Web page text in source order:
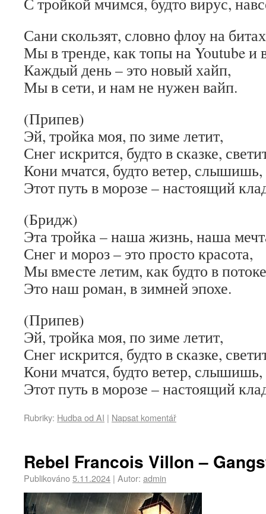
Сани скользят, словно флоу на
Мы в тренде, как топы на Youtube и
Каждый день – это новый хайп,
Мы в сети, и нам не нужен вайп.
(Припев)
Эй, тройка моя, по зиме летит,
Снег искрится, будто в сказке,
Кони мчатся, будто ветер, слышишь,
Этот путь в морозе – настоящий
(Бридж)
Эта тройка – наша жизнь, наша
Снег и мороз – это просто красота,
Мы вместе летим, как будто в
Это наш роман, в зимней эпохе.
(Припев)
Эй, тройка моя, по зиме летит,
Снег искрится, будто в сказке,
Кони мчатся, будто ветер, слышишь,
Этот путь в морозе – настоящий
Rubriky: Hudba od AI | Napsat komentář
Rebel Francois Villon –
Publikováno5.11.2024 | Autor: admin